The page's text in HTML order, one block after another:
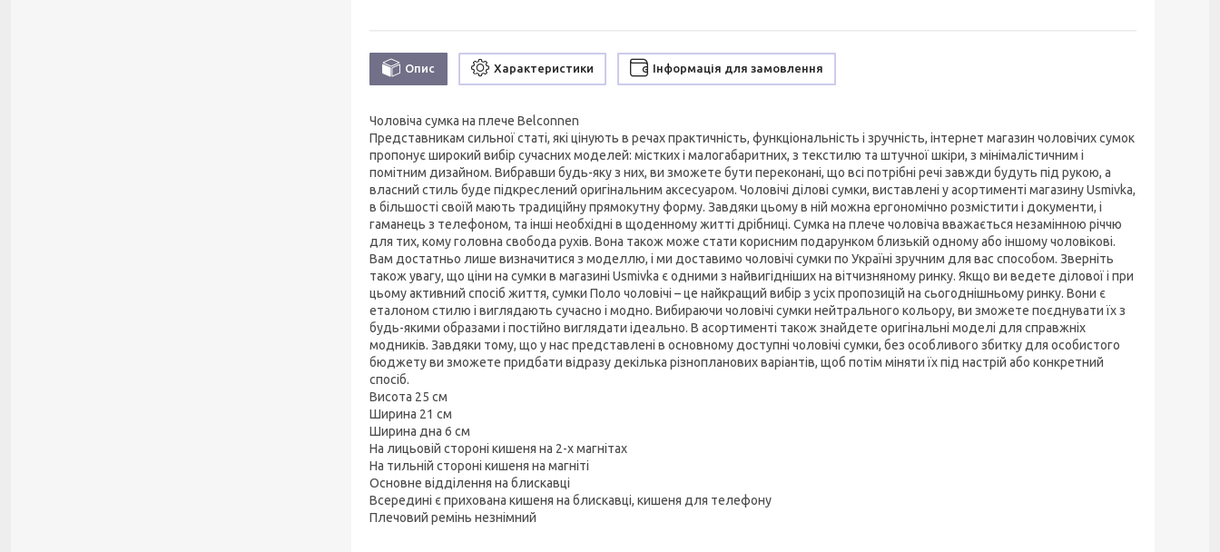
Опис Характеристики Інформація для замовлення
Чоловіча сумка на плече Belconnen
Представникам сильної статі, які цінують в речах практичність, функціональність і зручність, інтернет магазин чоловічих сумок
пропонує широкий вибір сучасних моделей: містких і малогабаритних, з текстилю та штучної шкіри, з мінімалістичним і
помітним дизайном. Вибравши будь-яку з них, ви зможете бути переконані, що всі потрібні речі завжди будуть під рукою, а
власний стиль буде підкреслений оригінальним аксесуаром. Чоловічі ділові сумки, виставлені у асортименті магазину Usmivka,
в більшості своїй мають традиційну прямокутну форму. Завдяки цьому в ній можна ергономічно розмістити і документи, і
гаманець з телефоном, та інші необхідні в щоденному житті дрібниці. Сумка на плече чоловіча вважається незамінною річчю
для тих, кому головна свобода рухів. Вона також може стати корисним подарунком близькій одному або іншому чоловікові.
Вам достатньо лише визначитися з моделлю, і ми доставимо чоловічі сумки по Україні зручним для вас способом. Зверніть
також увагу, що ціни на сумки в магазині Usmivka є одними з найвигідніших на вітчизняному ринку. Якщо ви ведете ділової і при
цьому активний спосіб життя, сумки Поло чоловічі – це найкращий вибір з усіх пропозицій на сьогоднішньому ринку. Вони є
еталоном стилю і виглядають сучасно і модно. Вибираючи чоловічі сумки нейтрального кольору, ви зможете поєднувати їх з
будь-якими образами і постійно виглядати ідеально. В асортименті також знайдете оригінальні моделі для справжніх
модників. Завдяки тому, що у нас представлені в основному доступні чоловічі сумки, без особливого збитку для особистого
бюджету ви зможете придбати відразу декілька різнопланових варіантів, щоб потім міняти їх під настрій або конкретний
спосіб.
Висота 25 см
Ширина 21 см
Ширина дна 6 см
На лицьовій стороні кишеня на 2-х магнітах
На тильній стороні кишеня на магніті
Основне відділення на блискавці
Всередині є прихована кишеня на блискавці, кишеня для телефону
Плечовий ремінь незнімний